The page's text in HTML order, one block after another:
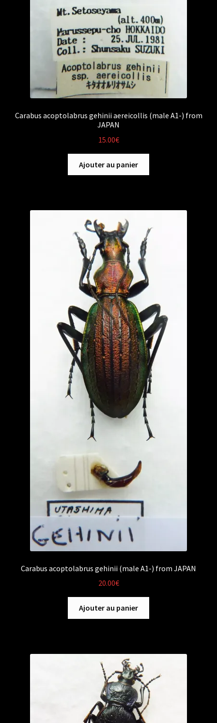
Carabus acoptolabrus gehinii aereicollis (male A1-) from
JAPAN
15.00€
Ajouter au panier
Carabus acoptolabrus gehinii (male A1-) from JAPAN
20.00€
Ajouter au panier